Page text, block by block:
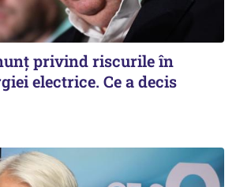
privind riscurile în
electrice. Ce a decis